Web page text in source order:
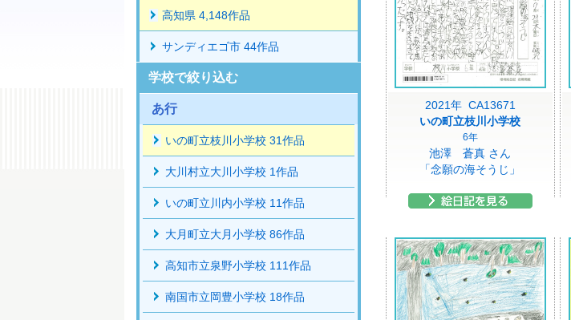
2021年 CA13671
いの町立枝川小学校
6年
池澤 蒼真 さん
「念願の海そうじ」
高知県 4,148作品
サンディエゴ市 44作品
学校で絞り込む
あ行
いの町立枝川小学校 31作品
大川村立大川小学校 1作品
いの町立川内小学校 11作品
大月町立大月小学校 86作品
高知市立泉野小学校 111作品
南国市立岡豊小学校 18作品